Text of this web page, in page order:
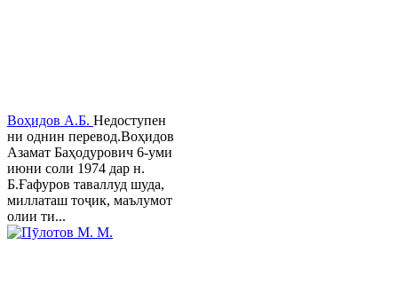
Воҳидов А.Б. Недоступен
ни однин перевод.Воҳидов
Азамат Баҳодурович 6-уми
июни соли 1974 дар н.
Б.Ғафуров таваллуд шуда,
миллаташ тоҷик, маълумот
олии ти...